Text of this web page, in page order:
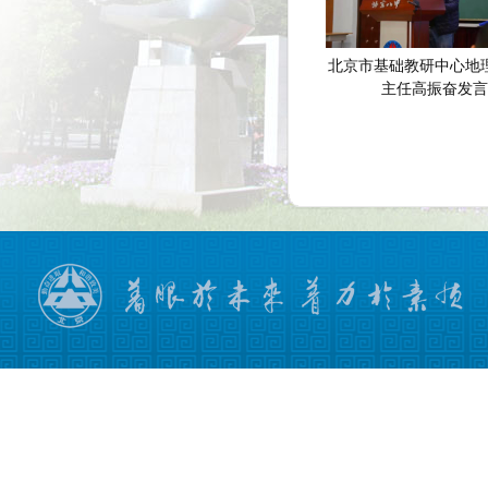
北京市基础教研中心地
主任高振奋发言